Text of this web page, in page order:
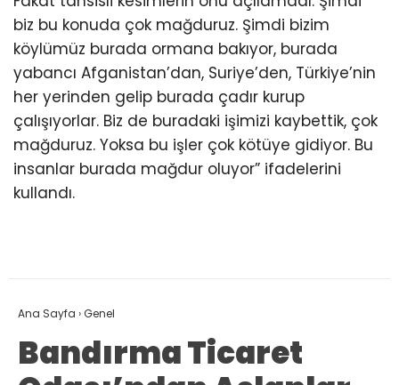
biz bu konuda çok mağduruz. Şimdi bizim
köylümüz burada ormana bakıyor, burada
yabancı Afganistan’dan, Suriye’den, Türkiye’nin
her yerinden gelip burada çadır kurup
çalışıyorlar. Biz de buradaki işimizi kaybettik, çok
mağduruz. Yoksa bu işler çok kötüye gidiyor. Bu
insanlar burada mağdur oluyor” ifadelerini
kullandı.
Ana Sayfa ›Genel
Bandırma Ticaret